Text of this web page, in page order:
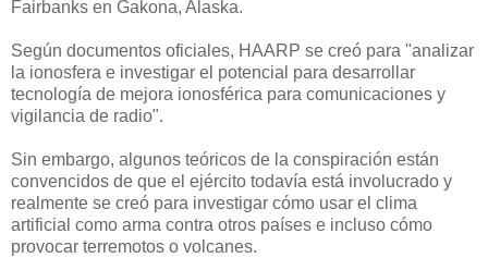
Fairbanks en Gakona, Alaska.
Según documentos oficiales, HAARP se creó para "analizar
la ionosfera e investigar el potencial para desarrollar
tecnología de mejora ionosférica para comunicaciones y
vigilancia de radio".
Sin embargo, algunos teóricos de la conspiración están
convencidos de que el ejército todavía está involucrado y
realmente se creó para investigar cómo usar el clima
artificial como arma contra otros países e incluso cómo
provocar terremotos o volcanes.